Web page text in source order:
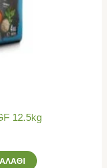
12.5kg